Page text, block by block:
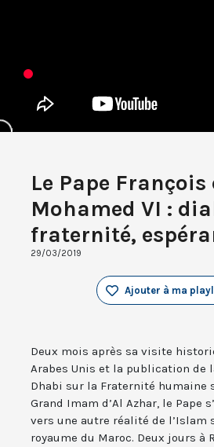
Le Pape François
Mohamed VI :
fraternité,
29/03/2019
Ajouter à ma
Deux mois après sa visite
Arabes Unis et la publication de
Dhabi sur la Fraternité humaine
Grand Imam d’Al Azhar, le Pape
vers une autre réalité de l’Islam
royaume du Maroc. Deux jours à